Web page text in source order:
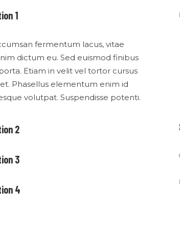
1
fermentum lacus, vitae
dictum eu. Sed euismod finibus
Etiam in velit vel tortor cursus
Phasellus elementum enim id
volutpat. Suspendisse potenti.
2
3
4